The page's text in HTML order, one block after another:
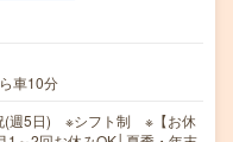
車10分
(週5日) ※シフト制 ※【お休